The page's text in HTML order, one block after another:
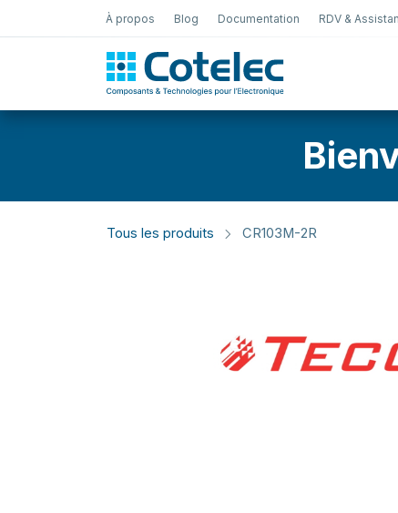
À propos Blog Documentation RDV &
Tous les produits CR103M-2R